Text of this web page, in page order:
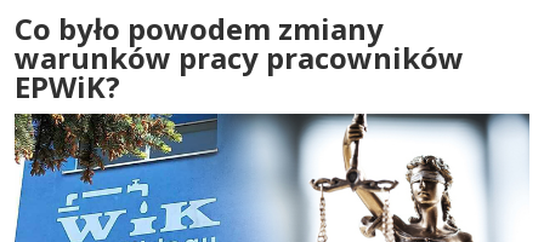
Co było powodem zmiany
warunków pracy pracowników
EPWiK?